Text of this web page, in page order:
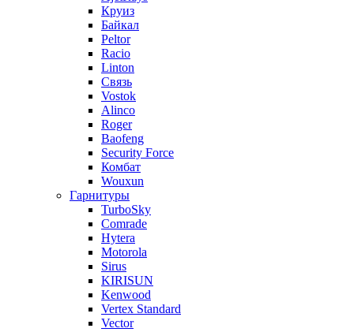
Круиз
Байкал
Peltor
Racio
Linton
Связь
Vostok
Alinco
Roger
Baofeng
Security Force
Комбат
Wouxun
Гарнитуры
TurboSky
Comrade
Hytera
Motorola
Sirus
KIRISUN
Kenwood
Vertex Standard
Vector